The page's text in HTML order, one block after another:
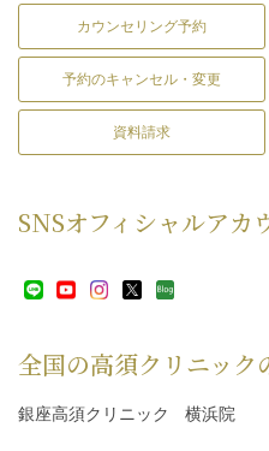
カウンセリング予約
予約のキャンセル・変更
資料請求
SNSオフィシャルアカ
全国の高須クリニック
銀座高須クリニック 横浜院